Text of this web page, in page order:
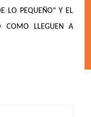
LO PEQUEÑO" Y EL
COMO LLEGUEN A